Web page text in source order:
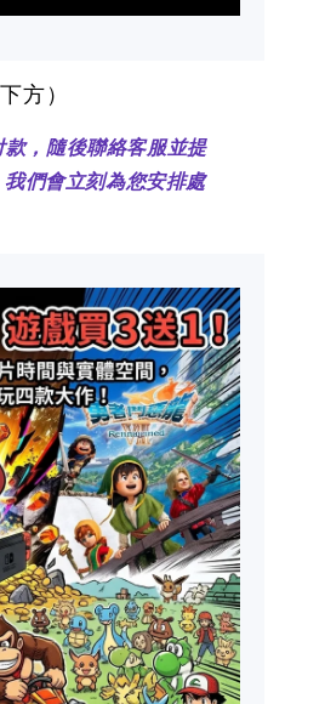
方）
，隨後聯絡客服並提
們會立刻為您安排處